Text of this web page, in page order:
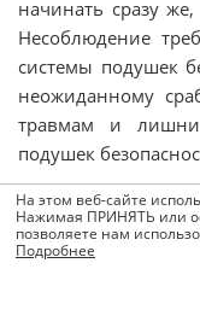
начинать сразу
Несоблюдение
системы подушек
неожиданному
травмам и
подушек
Отключение
На этом веб-сайте
Нажимая ПРИНЯТЬ или
позволяете нам
Подробнее